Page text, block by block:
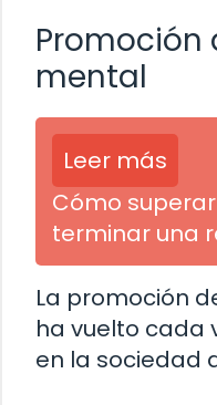
Promoción
mental
Leer más
Cómo
terminar una
La promoción
ha vuelto cada
en la sociedad